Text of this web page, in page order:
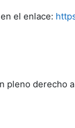
el enlace: